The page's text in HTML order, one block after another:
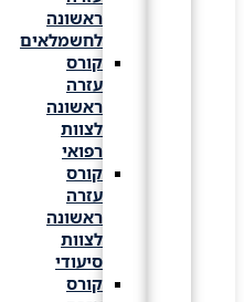
ראשונה
לחשמלאים
קורס
עזרה
ראשונה
לצוות
רפואי
קורס
עזרה
ראשונה
לצוות
סיעודי
קורס